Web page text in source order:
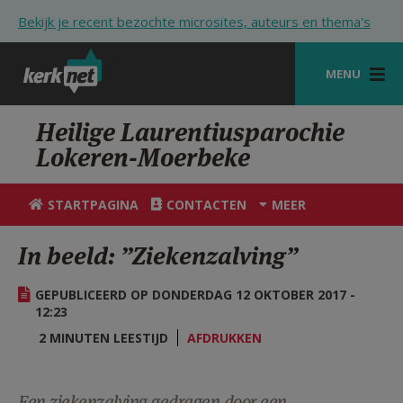
Bekijk je recent bezochte microsites, auteurs en thema's
MENU
STARTPAGINA
KERK
VIERINGEN
HULP
STARTPAGINA PORTAAL
Heilige Laurentiusparochie
Lokeren-Moerbeke
STARTPAGINA CONTACTEN MEER
In beeld: ”Ziekenzalving”
GEPUBLICEERD OP DONDERDAG 12 OKTOBER 2017 -
12:23
2 MINUTEN LEESTIJD
AFDRUKKEN